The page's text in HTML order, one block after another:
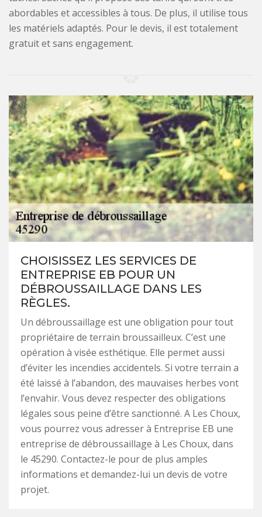
abordables et accessibles à tous. De plus, il utilise tous
les matériels adaptés. Pour le devis, il est totalement
gratuit et sans engagement.
CHOISISSEZ LES SERVICES DE
ENTREPRISE EB POUR UN
DÉBROUSSAILLAGE DANS LES
RÈGLES.
Un débroussaillage est une obligation pour tout
propriétaire de terrain broussailleux. C’est une
opération à visée esthétique. Elle permet aussi
d’éviter les incendies accidentels. Si votre terrain a
été laissé à l’abandon, des mauvaises herbes vont
l’envahir. Vous devez respecter des obligations
légales sous peine d’être sanctionné. A Les Choux,
vous pourrez vous adresser à Entreprise EB une
entreprise de débroussaillage à Les Choux, dans
le 45290. Contactez-le pour de plus amples
informations et demandez-lui un devis de votre
projet.